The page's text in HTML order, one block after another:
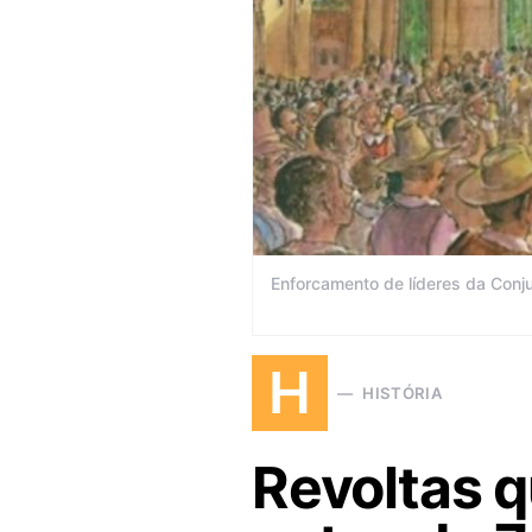
Enforcamento de líderes da
H HISTÓRIA
Revoltas